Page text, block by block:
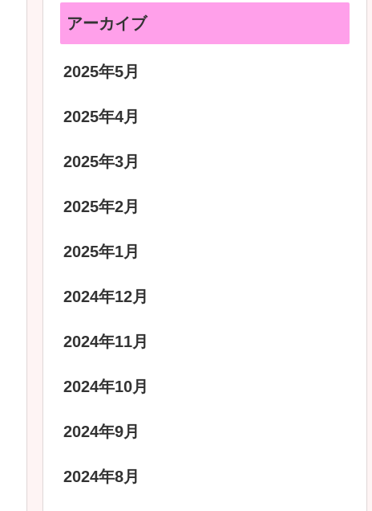
アーカイブ
2025年5月
2025年4月
2025年3月
2025年2月
2025年1月
2024年12月
2024年11月
2024年10月
2024年9月
2024年8月